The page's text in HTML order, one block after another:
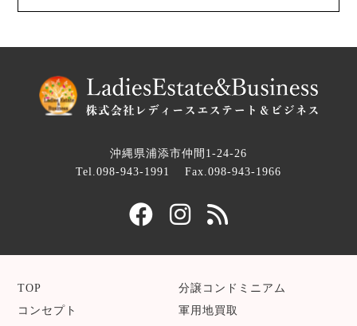
沖縄県浦添市仲間1-24-26
Tel.098-943-1991
Fax.098-943-1966
TOP
コンセプト
分譲コンドミニアム
軍用地買取